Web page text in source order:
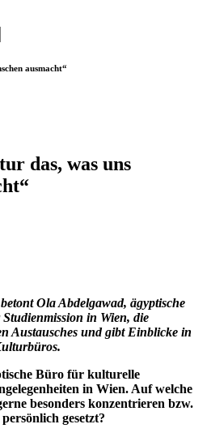
ausmacht“
das, was uns
Ola Abdelgawad, ägyptische
in Wien, die
Austausches und gibt Einblicke in
Büro für kulturelle
in Wien. Auf welche
besonders konzentrieren bzw.
gesetzt?